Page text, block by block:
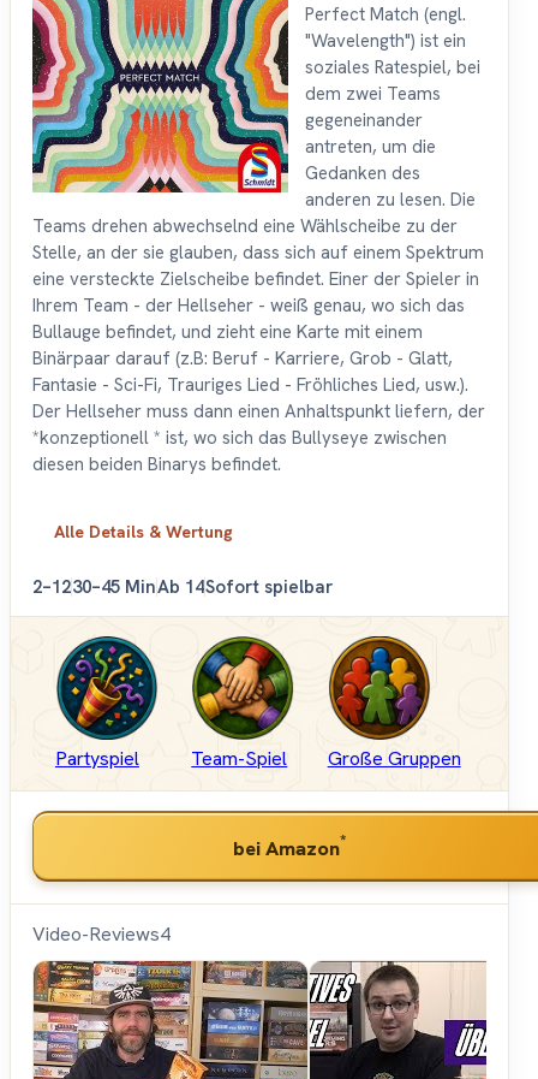
Perfect Match (engl.
"Wavelength") ist ein
soziales Ratespiel, bei
dem zwei Teams
gegeneinander
antreten, um die
Gedanken des
anderen zu lesen. Die
Teams drehen abwechselnd eine Wählscheibe zu der
Stelle, an der sie glauben, dass sich auf einem Spektrum
eine versteckte Zielscheibe befindet. Einer der Spieler in
Ihrem Team - der Hellseher - weiß genau, wo sich das
Bullauge befindet, und zieht eine Karte mit einem
Binärpaar darauf (z.B: Beruf - Karriere, Grob - Glatt,
Fantasie - Sci-Fi, Trauriges Lied - Fröhliches Lied, usw.).
Der Hellseher muss dann einen Anhaltspunkt liefern, der
*konzeptionell * ist, wo sich das Bullyseye zwischen
diesen beiden Binarys befindet.
Alle Details & Wertung
2–1230–45 MinAb 14Sofort spielbar
Partyspiel Team-Spiel Große Gruppen
bei Amazon*
Video-Reviews4
Hunter &